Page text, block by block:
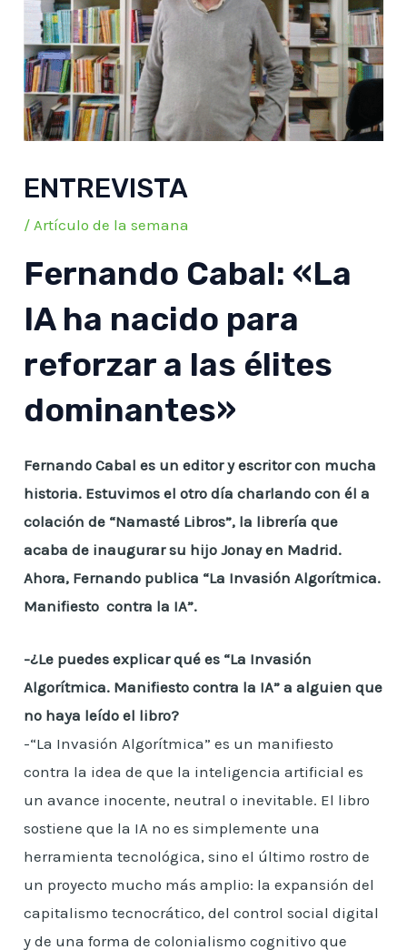
ENTREVISTA
/ Artículo de la semana
Fernando Cabal: «La
IA ha nacido para
reforzar a las élites
dominantes»
Fernando Cabal es un editor y escritor con mucha
historia. Estuvimos el otro día charlando con él a
colación de “Namasté Libros”, la librería que
acaba de inaugurar su hijo Jonay en Madrid.
Ahora, Fernando publica “La Invasión Algorítmica.
Manifiesto contra la IA”.
-¿Le puedes explicar qué es “La Invasión
Algorítmica. Manifiesto contra la IA” a alguien que
no haya leído el libro?
-“La Invasión Algorítmica” es un manifiesto
contra la idea de que la inteligencia artificial es
un avance inocente, neutral o inevitable. El libro
sostiene que la IA no es simplemente una
herramienta tecnológica, sino el último rostro de
un proyecto mucho más amplio: la expansión del
capitalismo tecnocrático, del control social digital
y de una forma de colonialismo cognitivo que